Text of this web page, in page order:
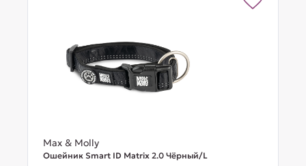
Max & Molly
Ошейник Smart ID Matrix 2.0 Чёрный/L